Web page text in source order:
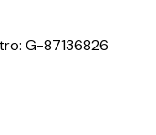
G-87136826